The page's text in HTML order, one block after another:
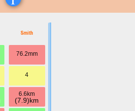
Smith
76.2mm
4
6.6km
(7.9)km